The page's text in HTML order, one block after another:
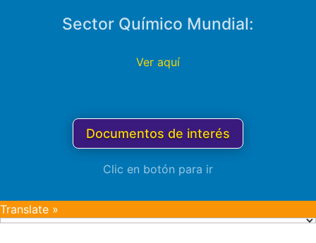
Sector Químico Mundial:
Ver aquí
Documentos de interés
Clic en botón para ir
Translate »